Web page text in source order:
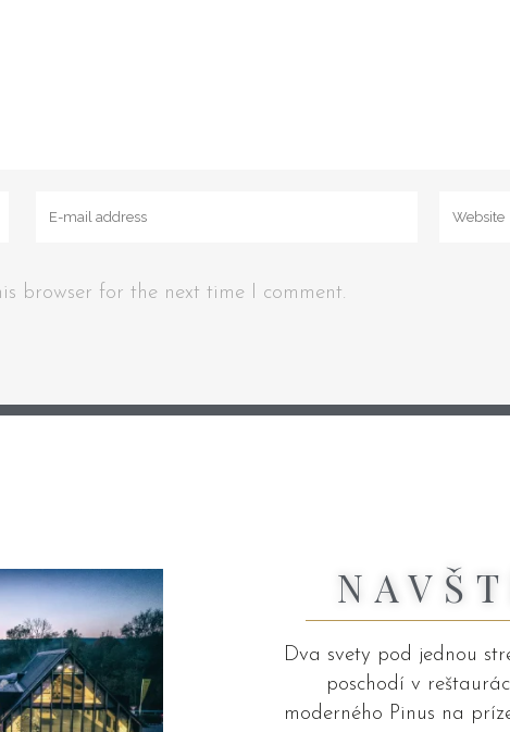
browser for the next time I comment.
Dva svety pod jednou
poschodí v
moderného Pinus na